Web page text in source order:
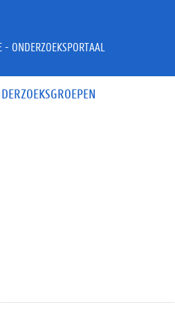
- ONDERZOEKSPORTAAL